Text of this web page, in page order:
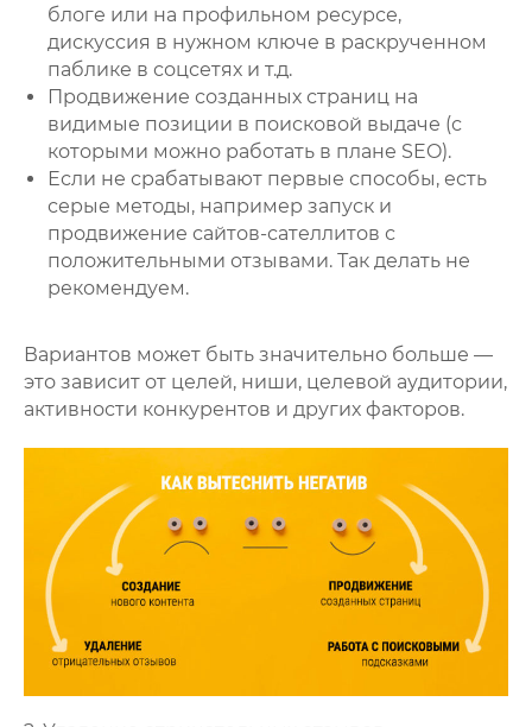
блоге или на профильном ресурсе,
дискуссия в нужном ключе в раскрученном
паблике в соцсетях и т.д.
Продвижение созданных страниц на
видимые позиции в поисковой выдаче (с
которыми можно работать в плане SEO).
Если не срабатывают первые способы, есть
серые методы, например запуск и
продвижение сайтов-сателлитов с
положительными отзывами. Так делать не
рекомендуем.
Вариантов может быть значительно больше —
это зависит от целей, ниши, целевой аудитории,
активности конкурентов и других факторов.